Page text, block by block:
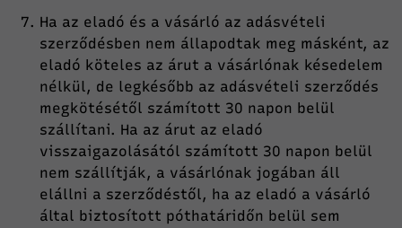
Ha az eladó és a vásárló az adásvételi
szerződésben nem állapodtak meg másként, az
eladó köteles az árut a vásárlónak késedelem
nélkül, de legkésőbb az adásvételi szerződés
megkötésétől számított 30 napon belül
szállítani. Ha az árut az eladó
visszaigazolásától számított 30 napon belül
nem szállítják, a vásárlónak jogában áll
elállni a szerződéstől, ha az eladó a vásárló
által biztosított póthatáridőn belül sem